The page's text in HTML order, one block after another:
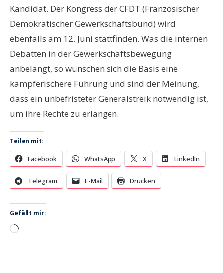
Kandidat. Der Kongress der CFDT (Französischer
Demokratischer Gewerkschaftsbund) wird
ebenfalls am 12. Juni stattfinden. Was die internen
Debatten in der Gewerkschaftsbewegung
anbelangt, so wünschen sich die Basis eine
kämpferischere Führung und sind der Meinung,
dass ein unbefristeter Generalstreik notwendig ist,
um ihre Rechte zu erlangen.
Teilen mit:
Facebook WhatsApp X LinkedIn
Telegram E-Mail Drucken
Gefällt mir:
Wird